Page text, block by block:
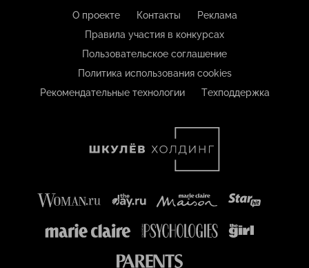
О проекте Контакты
Реклама
Правила участия в конкурсах
Пользовательское соглашение
Политика использования cookies
Рекомендательные технологии
Техподдержка